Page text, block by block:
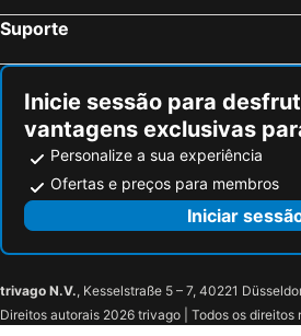
Suporte
Inicie sessão para
vantagens exclusivas
Personalize a sua experiência
Ofertas e preços para membros
Iniciar
trivago N.V., Kesselstraße 5 – 7, 40221
Direitos autorais 2026 trivago | Todos os direitos